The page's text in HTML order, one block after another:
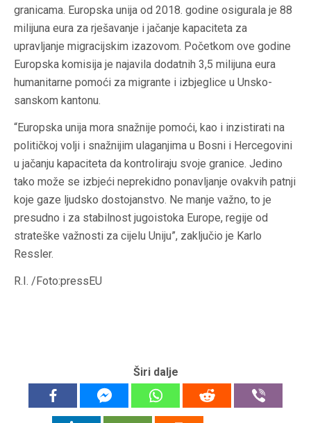
granicama. Europska unija od 2018. godine osigurala je 88
milijuna eura za rješavanje i jačanje kapaciteta za
upravljanje migracijskim izazovom. Početkom ove godine
Europska komisija je najavila dodatnih 3,5 milijuna eura
humanitarne pomoći za migrante i izbjeglice u Unsko-
sanskom kantonu.
“Europska unija mora snažnije pomoći, kao i inzistirati na
političkoj volji i snažnijim ulaganjima u Bosni i Hercegovini
u jačanju kapaciteta da kontroliraju svoje granice. Jedino
tako može se izbjeći neprekidno ponavljanje ovakvih patnji
koje gaze ljudsko dostojanstvo. Ne manje važno, to je
presudno i za stabilnost jugoistoka Europe, regije od
strateške važnosti za cijelu Uniju”, zaključio je Karlo
Ressler.
R.I. /Foto:pressEU
Širi dalje